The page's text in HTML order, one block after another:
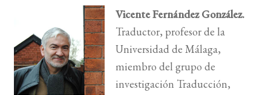
Vicente Fernández González.
Traductor, profesor de la
Universidad de Málaga,
miembro del grupo de
investigación Traducción,